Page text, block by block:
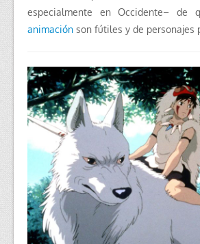
especialmente en Occidente–
animación son fútiles y de personajes